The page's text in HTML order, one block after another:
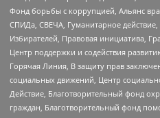
Фонд борьбы с коррупцией, Альянс
СПИДа, СВЕЧА, Гуманитарное
Избирателей, Правовая инициатива,
Центр поддержки и содействия
Горячая Линия, В защиту прав
социальных движений, Центр
Действие, Благотворительный фонд
граждан, Благотворительный фонд